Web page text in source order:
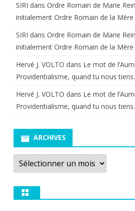
SIRI dans Ordre Romain de Marie
initialement Ordre Romain de la
SIRI dans Ordre Romain de Marie
initialement Ordre Romain de la
Hervé J. VOLTO dans Le mot de
Providentialisme, quand tu nous
Hervé J. VOLTO dans Le mot de
Providentialisme, quand tu nous
ARCHIVES
Archives